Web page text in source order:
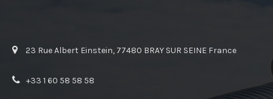
23 Rue Albert Einstein, 77480 BRAY SUR SEINE France
+33 1 60 58 58 58